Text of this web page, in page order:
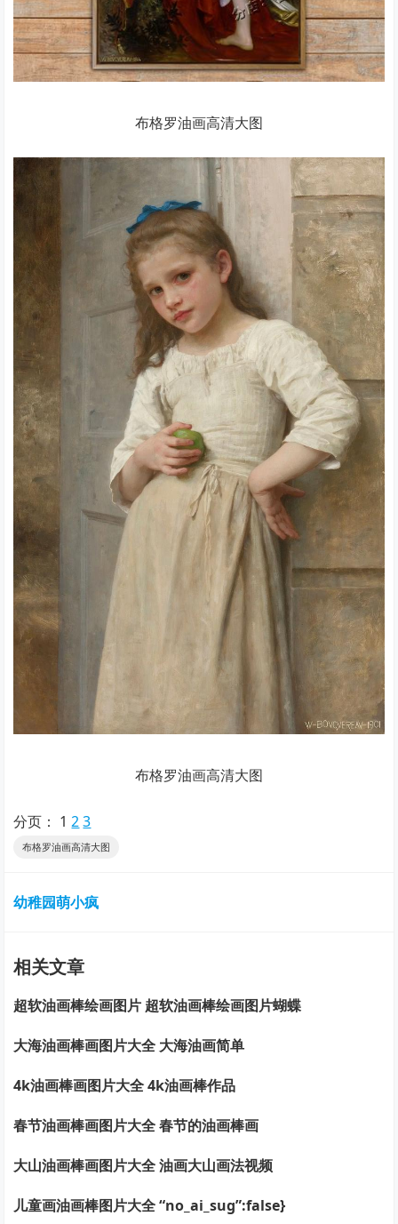
布格罗油画高清大图
布格罗油画高清大图
分页： 1 2 3
布格罗油画高清大图
幼稚园萌小疯
相关文章
超软油画棒绘画图片 超软油画棒绘画图片蝴蝶
大海油画棒画图片大全 大海油画简单
4k油画棒画图片大全 4k油画棒作品
春节油画棒画图片大全 春节的油画棒画
大山油画棒画图片大全 油画大山画法视频
儿童画油画棒图片大全 “no_ai_sug”:false}